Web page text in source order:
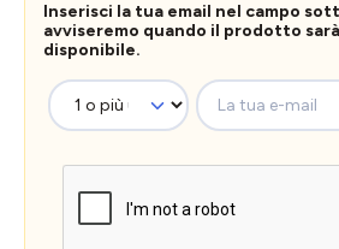
Inserisci la tua email nel campo
avviseremo quando il prodotto
disponibile.
La tua e-mail